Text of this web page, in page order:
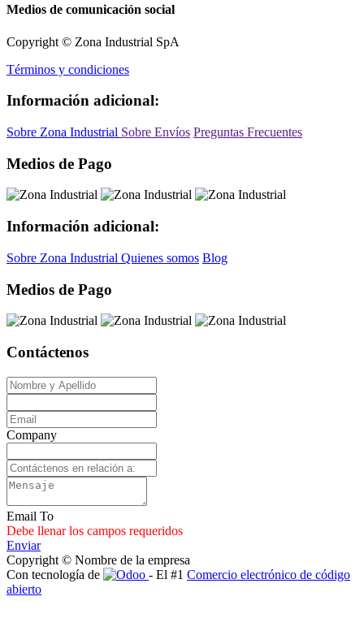
Medios de comunicación social
Copyright © Zona Industrial SpA
Términos y condiciones
Información adicional:
Sobre Zona Industrial Sobre Envíos Preguntas Frecuentes
Medios de Pago
Información adicional:
Sobre Zona Industrial Quienes somos Blog
Medios de Pago
Contáctenos
Company
Email To
Debe llenar los campos requeridos
Enviar
Copyright © Nombre de la empresa
Con tecnología de
- El #1 Comercio electrónico de código
abierto